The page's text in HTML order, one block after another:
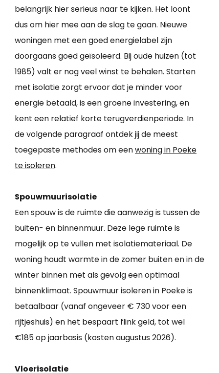
belangrijk hier serieus naar te kijken. Het loont
dus om hier mee aan de slag te gaan. Nieuwe
woningen met een goed energielabel zijn
doorgaans goed geïsoleerd. Bij oude huizen (tot
1985) valt er nog veel winst te behalen. Starten
met isolatie zorgt ervoor dat je minder voor
energie betaald, is een groene investering, en
kent een relatief korte terugverdienperiode. In
de volgende paragraaf ontdek jij de meest
toegepaste methodes om eenwoning in Poeke
te isoleren.
Spouwmuurisolatie
Een spouw is de ruimte die aanwezig is tussen de
buiten- en binnenmuur. Deze lege ruimte is
mogelijk op te vullen met isolatiemateriaal. De
woning houdt warmte in de zomer buiten en in de
winter binnen met als gevolg een optimaal
binnenklimaat. Spouwmuur isoleren in Poeke is
betaalbaar (vanaf ongeveer € 730 voor een
rijtjeshuis) en het bespaart flink geld, tot wel
€185 op jaarbasis (kosten augustus 2026).
Vloerisolatie